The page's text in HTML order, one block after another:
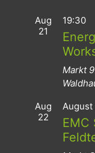
Aug
21
19:30
Markt
Aug
22
August
EMC